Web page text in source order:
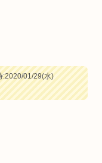
:2020/01/29(水)